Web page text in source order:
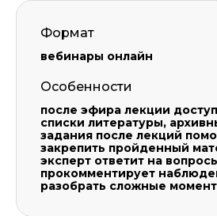
Формат
вебинары онлайн
Особенности
после эфира лекции
списки литературы,
задания после лекций
закрепить пройденный
эксперт ответит на
прокомментирует
разобрать сложные